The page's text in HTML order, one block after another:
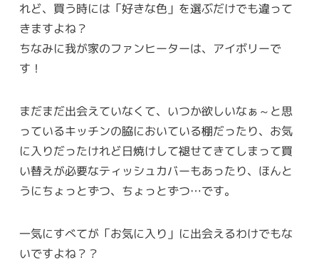
れど、買う時には「好きな色」を選ぶだけでも違って
きますよね？
ちなみに我が家のファンヒーターは、アイボリーで
す！
まだまだ出会えていなくて、いつか欲しいなぁ～と思
っているキッチンの脇においている棚だったり、お気
に入りだったけれど日焼けして褪せてきてしまって買
い替えが必要なティッシュカバーもあったり、ほんと
うにちょっとずつ、ちょっとずつ…です。
一気にすべてが「お気に入り」に出会えるわけでもな
いですよね？？